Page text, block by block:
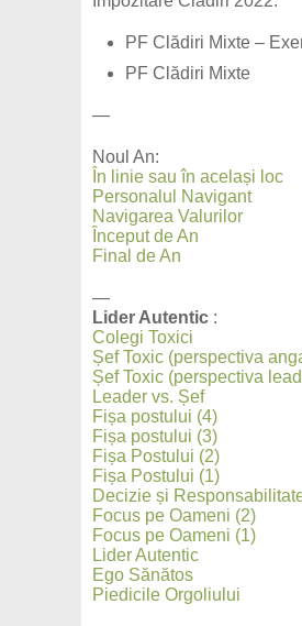
PF Clădiri Mixte –
PF Clădiri Mixte
—
Noul An:
În linie sau în același loc
Personalul Navigant
Navigarea Valurilor
Început de An
Final de An
—
Lider Autentic :
Colegi Toxici
Șef Toxic (perspectiva
Șef Toxic (perspectiva
Leader vs. Șef
Fișa postului (4)
Fișa postului (3)
Fișa Postului (2)
Fișa Postului (1)
Decizie și
Focus pe Oameni (2)
Focus pe Oameni (1)
Lider Autentic
Ego Sănătos
Piedicile Orgoliului